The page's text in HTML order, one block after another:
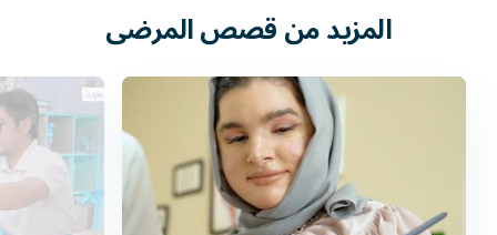
المزيدمنقصصالمرضى